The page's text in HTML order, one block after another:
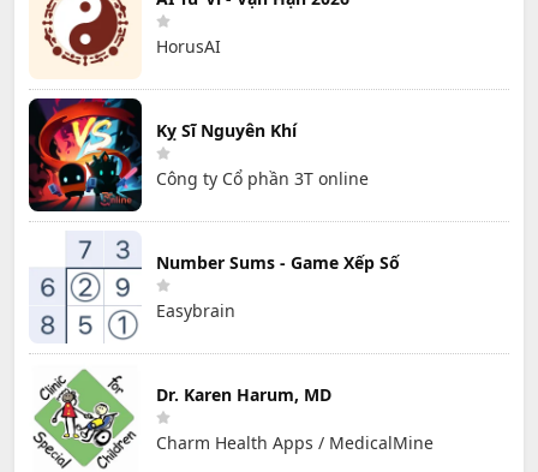
HorusAI
Kỵ Sĩ Nguyên Khí
Công ty Cổ phần 3T online
Number Sums - Game Xếp Số
Easybrain
Dr. Karen Harum, MD
Charm Health Apps / MedicalMine